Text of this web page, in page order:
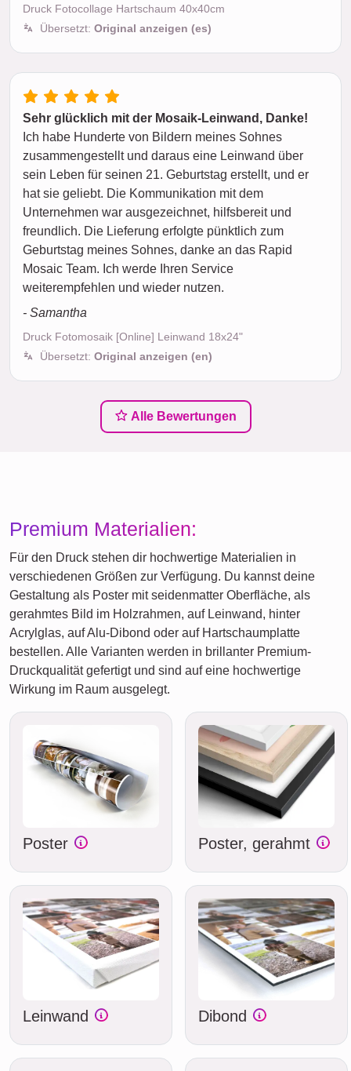
Druck Fotocollage Hartschaum 40x40cm
Übersetzt: Original anzeigen (es)
Sehr glücklich mit der Mosaik-Leinwand, Danke!
Ich habe Hunderte von Bildern meines Sohnes
zusammengestellt und daraus eine Leinwand über
sein Leben für seinen 21. Geburtstag erstellt, und er
hat sie geliebt. Die Kommunikation mit dem
Unternehmen war ausgezeichnet, hilfsbereit und
freundlich. Die Lieferung erfolgte pünktlich zum
Geburtstag meines Sohnes, danke an das Rapid
Mosaic Team. Ich werde Ihren Service
weiterempfehlen und wieder nutzen.
- Samantha
Druck Fotomosaik [Online] Leinwand 18x24"
Übersetzt: Original anzeigen (en)
Alle Bewertungen
Premium Materialien:
Für den Druck stehen dir hochwertige Materialien in
verschiedenen Größen zur Verfügung. Du kannst deine
Gestaltung als Poster mit seidenmatter Oberfläche, als
gerahmtes Bild im Holzrahmen, auf Leinwand, hinter
Acrylglas, auf Alu-Dibond oder auf Hartschaumplatte
bestellen. Alle Varianten werden in brillanter Premium-
Druckqualität gefertigt und sind auf eine hochwertige
Wirkung im Raum ausgelegt.
Poster Poster, gerahmt
Leinwand Dibond